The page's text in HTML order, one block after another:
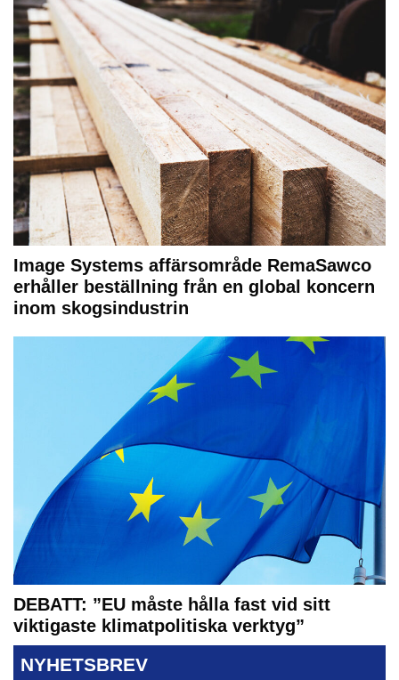
Image Systems affärsområde RemaSawco
erhåller beställning från en global koncern
inom skogsindustrin
DEBATT: ”EU måste hålla fast vid sitt
viktigaste klimatpolitiska verktyg”
NYHETSBREV